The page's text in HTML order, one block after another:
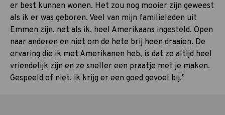
er best kunnen wonen. Het zou nog mooier zijn geweest
als ik er was geboren. Veel van mijn familieleden uit
Emmen zijn, net als ik, heel Amerikaans ingesteld. Open
naar anderen en niet om de hete brij heen draaien. De
ervaring die ik met Amerikanen heb, is dat ze altijd heel
vriendelijk zijn en ze sneller een praatje met je maken.
Gespeeld of niet, ik krijg er een goed gevoel bij.”